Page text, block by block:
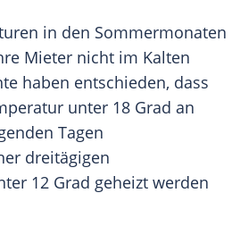
in den Sommermonaten
Mieter nicht im Kalten
haben entschieden, dass
unter 18 Grad an
Tagen
dreitägigen
12 Grad geheizt werden